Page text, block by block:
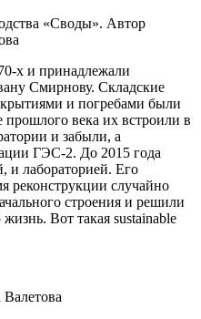
«Своды». Автор
х и принадлежали
Смирнову. Складские
и погребами были
века их встроили в
и забыли, а
ГЭС-2. До 2015 года
и лабораторией. Его
реконструкции случайно
строения и решили
Вот такая sustainable